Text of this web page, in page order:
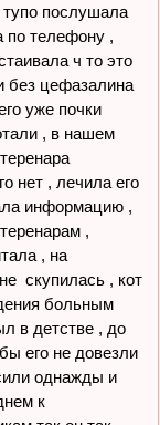
тупо послушала
по телефону ,
ч то это
без цефазалина
уже почки
, в нашем
нет , лечила его
информацию ,
,
, на
скупилась , кот
больным
в детстве , до
его не довезли
однажды и
к